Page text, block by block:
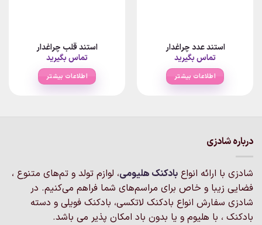
استند عدد چراغدار
تماس بگیرید
اطلاعات بیشتر
استند قلب چراغدار
تماس بگیرید
اطلاعات بیشتر
درباره شادزی
شادزی با ارائه انواع بادکنک‌ هلیومی، لوازم تولد و تم‌های متنوع ،
فضایی زیبا و خاص برای مراسم‌های شما فراهم می‌کنیم. در
شادزی سفارش انواع بادکنک لاتکسی، بادکنک فویلی و دسته
بادکنک ، با هلیوم و یا بدون باد امکان پذیر می باشد.